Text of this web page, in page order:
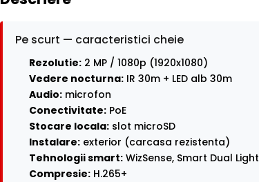
Pe scurt — caracteristici cheie
Rezolutie: 2 MP / 1080p (1920x1080)
Vedere nocturna: IR 30m + LED alb 30m
Audio: microfon
Conectivitate: PoE
Stocare locala: slot microSD
Instalare: exterior (carcasa rezistenta)
Tehnologii smart: WizSense, Smart Dual Light
Compresie: H.265+